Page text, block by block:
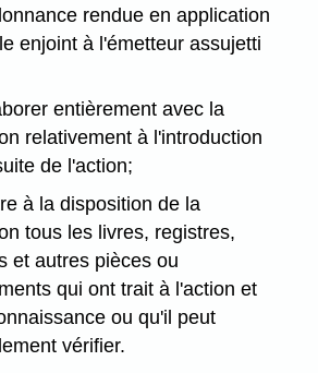
rendue en application
enjoint à l'émetteur assujetti
entièrement avec la
relativement à l'introduction
de l'action;
à la disposition de la
tous les livres, registres,
et autres pièces ou
qui ont trait à l'action et
ou qu'il peut
vérifier.